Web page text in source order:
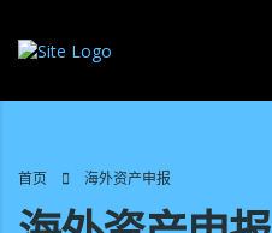
首页 海外资产申报